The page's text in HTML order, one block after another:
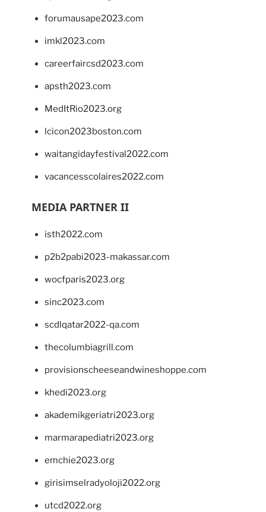
forumausape2023.com
imkl2023.com
careerfaircsd2023.com
apsth2023.com
MedItRio2023.org
lcicon2023boston.com
waitangidayfestival2022.com
vacancesscolaires2022.com
MEDIA PARTNER II
isth2022.com
p2b2pabi2023-makassar.com
wocfparis2023.org
sinc2023.com
scdlqatar2022-qa.com
thecolumbiagrill.com
provisionscheeseandwineshoppe.com
khedi2023.org
akademikgeriatri2023.org
marmarapediatri2023.org
emchie2023.org
girisimselradyoloji2022.org
utcd2022.org